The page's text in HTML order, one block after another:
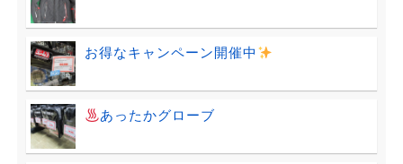
お得なキャンペーン開催中
あったかグローブ